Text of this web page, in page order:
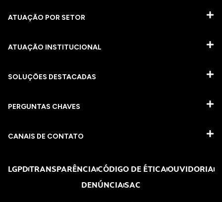
ATUAÇÃO POR SETOR
ATUAÇÃO INSTITUCIONAL
SOLUÇÕES DESTACADAS
PERGUNTAS CHAVES​
CANAIS DE CONTATO
LGPDTRANSPARÊNCIACÓDIGO DE ÉTICAOUVIDORIA
DENÚNCIASAC